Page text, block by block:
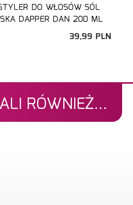
DO WŁOSÓW SÓL
DAPPER DAN 200 ML
39,99 PLN
RÓWNIEŻ...